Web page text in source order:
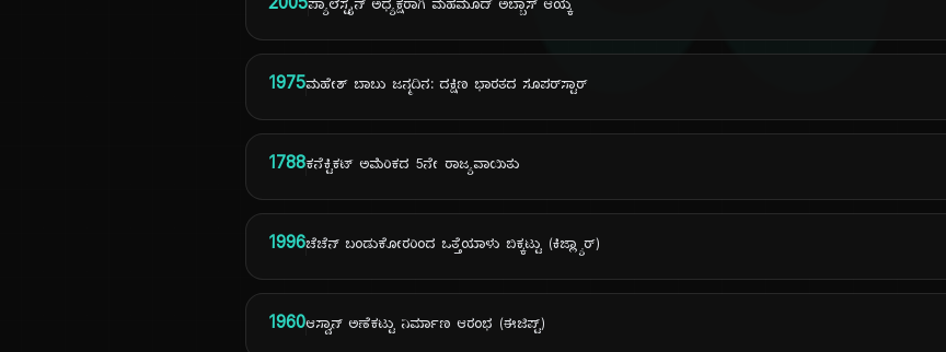
2005ಪ್ಯಾಲೆಸ್ಟೈನ್ ಅಧ್ಯಕ್ಷರಾಗಿ ಮಹಮೂದ್ ಅಬ್ಬಾಸ್ ಆಯ್ಕೆ
1975ಮಹೇಶ್ ಬಾಬು ಜನ್ಮದಿನ: ದಕ್ಷಿಣ ಭಾರತದ ಸೂಪರ್‌ಸ್ಟಾರ್
1788ಕನೆಕ್ಟಿಕಟ್ ಅಮೆರಿಕದ 5ನೇ ರಾಜ್ಯವಾಯಿತು
1996ಚೆಚೆನ್ ಬಂಡುಕೋರರಿಂದ ಒತ್ತೆಯಾಳು ಬಿಕ್ಕಟ್ಟು (ಕಿಜ್ಲ್ಯಾರ್)
1960ಆಸ್ವಾನ್ ಅಣೆಕಟ್ಟು ನಿರ್ಮಾಣ ಆರಂಭ (ಈಜಿಪ್ಟ್)